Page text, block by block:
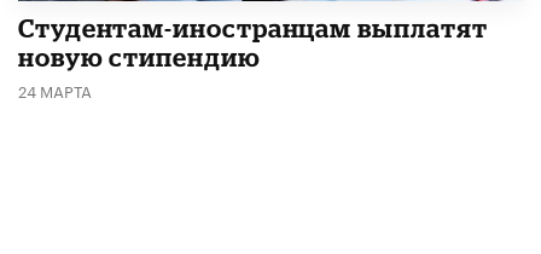
Студентам-иностранцам выплатят
новую стипендию
24 МАРТА